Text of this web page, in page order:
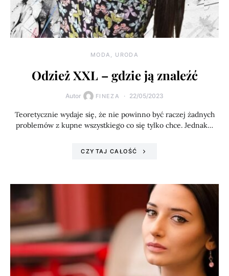
MODA, URODA
Odzież XXL – gdzie ją znaleźć
Autor FINEZA 22/05/2023
Teoretycznie wydaje się, że nie powinno być raczej żadnych
problemów z kupne wszystkiego co się tylko chce. Jednak…
CZYTAJ CAŁOŚĆ